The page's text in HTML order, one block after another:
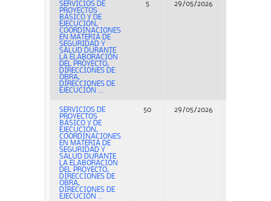
SERVICIOS DE
PROYECTOS
BÁSICO Y DE
EJECUCIÓN,
COORDINACIONES
EN MATERIA DE
SEGURIDAD Y
SALUD DURANTE
LA ELABORACIÓN
DEL PROYECTO,
DIRECCIONES DE
OBRA,
DIRECCIONES DE
EJECUCIÓN ...
5 29/05/2026
SERVICIOS DE
PROYECTOS
BÁSICO Y DE
EJECUCIÓN,
COORDINACIONES
EN MATERIA DE
SEGURIDAD Y
SALUD DURANTE
LA ELABORACIÓN
DEL PROYECTO,
DIRECCIONES DE
OBRA,
DIRECCIONES DE
EJECUCIÓN ...
50 29/05/2026